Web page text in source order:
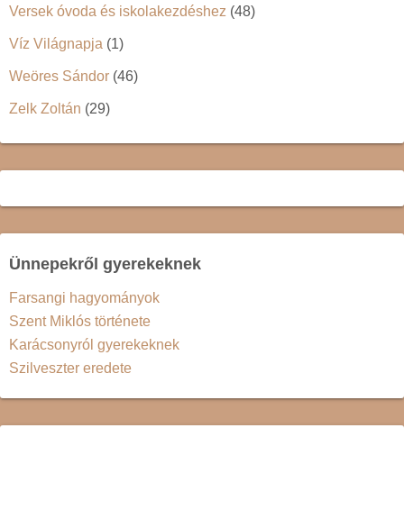
Versek óvoda és iskolakezdéshez (48)
Víz Világnapja (1)
Weöres Sándor (46)
Zelk Zoltán (29)
Ünnepekről gyerekeknek
Farsangi hagyományok
Szent Miklós története
Karácsonyról gyerekeknek
Szilveszter eredete